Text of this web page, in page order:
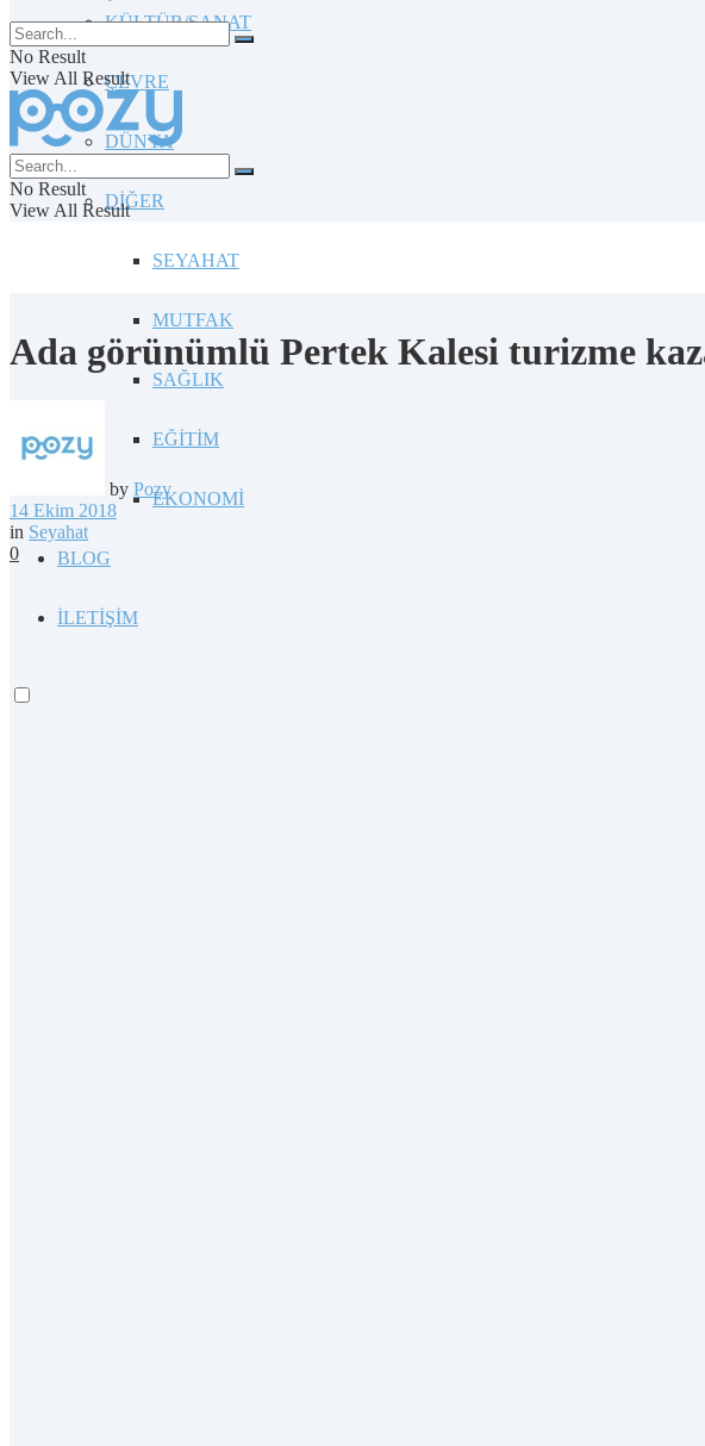
KÜLTÜR/SANAT
ÇEVRE
DÜNYA
DİĞER
SEYAHAT
MUTFAK
SAĞLIK
EĞİTİM
EKONOMİ
BLOG
İLETİŞİM
No Result
View All Result
No Result
View All Result
Ada görünümlü Pertek Kalesi turizme
by Pozy
14 Ekim 2018
in Seyahat
0